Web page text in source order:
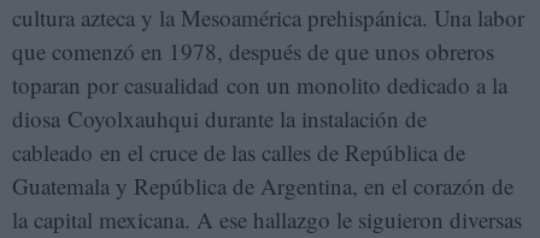
cultura azteca y la Mesoamérica prehispánica. Una labor
que comenzó en 1978, después de que unos obreros
toparan por casualidad con un monolito dedicado a la
diosa Coyolxauhqui durante la instalación de
cableado en el cruce de las calles de República de
Guatemala y República de Argentina, en el corazón de
la capital mexicana. A ese hallazgo le siguieron diversas